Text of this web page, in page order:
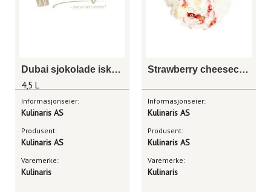
Dubai sjokolade iskrem 4,5 liter
4,5 L
Informasjonseier:
Kulinaris AS
Produsent:
Kulinaris AS
Varemerke:
Kulinaris
Strawberry cheesecake iskrem 4,5 liter
Informasjonseier:
Kulinaris AS
Produsent:
Kulinaris AS
Varemerke:
Kulinaris